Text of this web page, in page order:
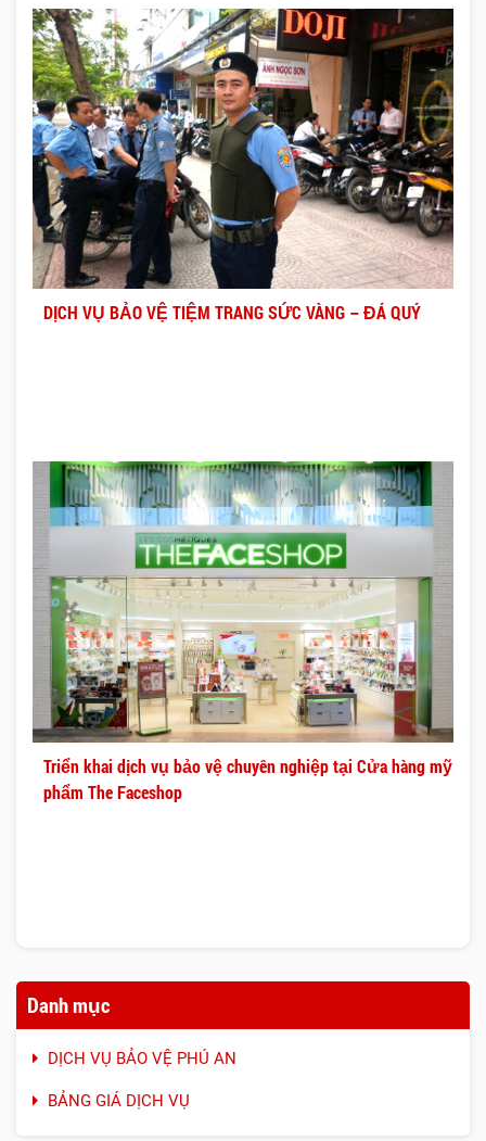
DỊCH VỤ BẢO VỆ TIỆM TRANG SỨC VÀNG – ĐÁ QUÝ
Triển khai dịch vụ bảo vệ chuyên nghiệp tại Cửa hàng mỹ
phẩm The Faceshop
Danh mục
DỊCH VỤ BẢO VỆ PHÚ AN
BẢNG GIÁ DỊCH VỤ